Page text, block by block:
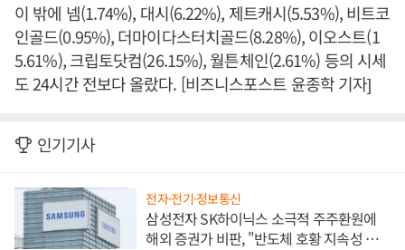
이 밖에 넴(1.74%), 대시(6.22%), 제트캐시(5.53%), 비트코
인골드(0.95%), 더마이다스터치골드(8.28%), 이오스트(1
5.61%), 크립토닷컴(26.15%), 월튼체인(2.61%) 등의 시세
도 24시간 전보다 올랐다. [비즈니스포스트 윤종학 기자]
인기기사
전자·전기·정보통신
삼성전자 SK하이닉스 소극적 주주환원에
해외 증권가 비판, "반도체 호황 지속성 의